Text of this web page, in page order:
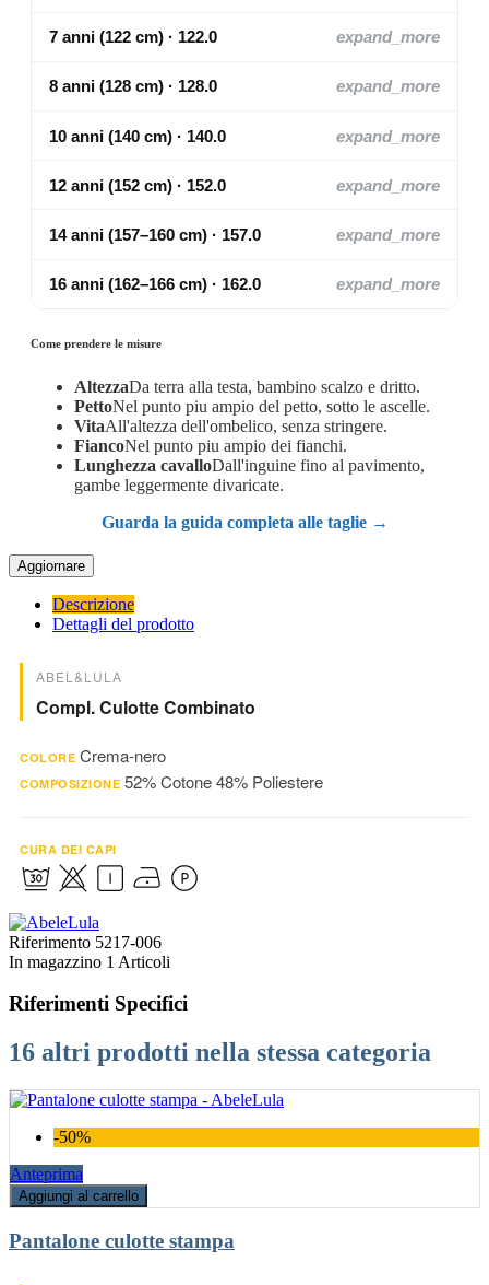
7 anni (122 cm) · 122.0 expand_more
8 anni (128 cm) · 128.0 expand_more
10 anni (140 cm) · 140.0 expand_more
12 anni (152 cm) · 152.0 expand_more
14 anni (157–160 cm) · 157.0 expand_more
16 anni (162–166 cm) · 162.0 expand_more
Come prendere le misure
AltezzaDa terra alla testa, bambino scalzo e dritto.
PettoNel punto piu ampio del petto, sotto le ascelle.
VitaAll'altezza dell'ombelico, senza stringere.
FiancoNel punto piu ampio dei fianchi.
Lunghezza cavalloDall'inguine fino al pavimento,
gambe leggermente divaricate.
Guarda la guida completa alle taglie →
Descrizione
Dettagli del prodotto
ABEL&LULA
Compl. Culotte Combinato
COLORE Crema-nero
COMPOSIZIONE 52% Cotone 48% Poliestere
CURA DEI CAPI
Riferimento 5217-006
In magazzino 1 Articoli
Riferimenti Specifici
16 altri prodotti nella stessa categoria
-50%
Anteprima
Aggiungi al carrello
Pantalone culotte stampa